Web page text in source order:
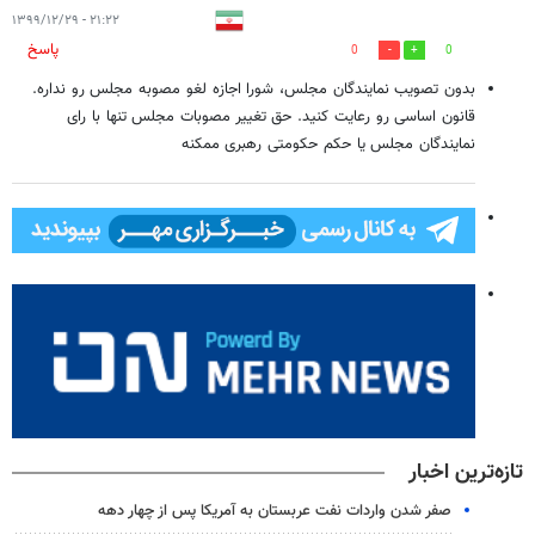
۲۱:۲۲ - ۱۳۹۹/۱۲/۲۹
0
0
پاسخ
بدون تصویب نمایندگان مجلس، شورا اجازه لغو مصوبه مجلس رو نداره.
قانون اساسی رو رعایت کنید. حق تغییر مصوبات مجلس تنها با رای
نمایندگان مجلس یا حکم حکومتی رهبری ممکنه
تازه‌ترین اخبار
صفر شدن واردات نفت عربستان به آمریکا پس از چهار دهه